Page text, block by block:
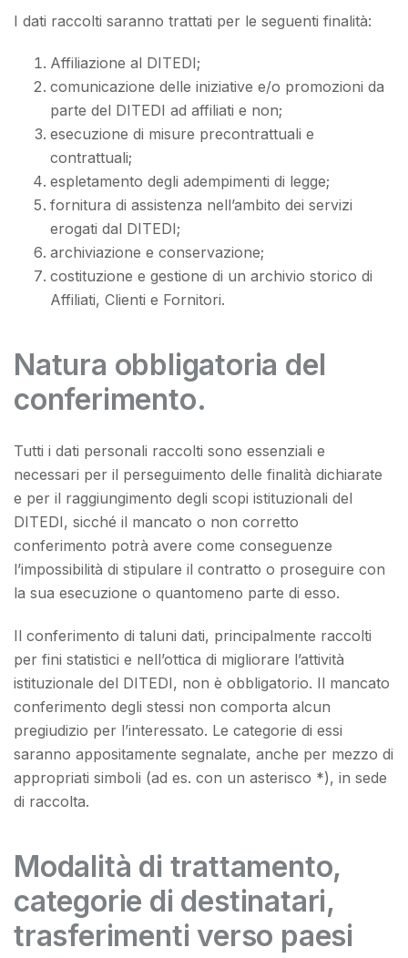
I dati raccolti saranno trattati per le seguenti finalità:
Affiliazione al DITEDI;
comunicazione delle iniziative e/o promozioni da
parte del DITEDI ad affiliati e non;
esecuzione di misure precontrattuali e
contrattuali;
espletamento degli adempimenti di legge;
fornitura di assistenza nell’ambito dei servizi
erogati dal DITEDI;
archiviazione e conservazione;
costituzione e gestione di un archivio storico di
Affiliati, Clienti e Fornitori.
Natura obbligatoria del
conferimento.
Tutti i dati personali raccolti sono essenziali e
necessari per il perseguimento delle finalità dichiarate
e per il raggiungimento degli scopi istituzionali del
DITEDI, sicché il mancato o non corretto
conferimento potrà avere come conseguenze
l’impossibilità di stipulare il contratto o proseguire con
la sua esecuzione o quantomeno parte di esso.
Il conferimento di taluni dati, principalmente raccolti
per fini statistici e nell’ottica di migliorare l’attività
istituzionale del DITEDI, non è obbligatorio. Il mancato
conferimento degli stessi non comporta alcun
pregiudizio per l’interessato. Le categorie di essi
saranno appositamente segnalate, anche per mezzo di
appropriati simboli (ad es. con un asterisco *), in sede
di raccolta.
Modalità di trattamento,
categorie di destinatari,
trasferimenti verso paesi